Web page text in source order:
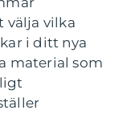
välja vilka
i ditt nya
material som